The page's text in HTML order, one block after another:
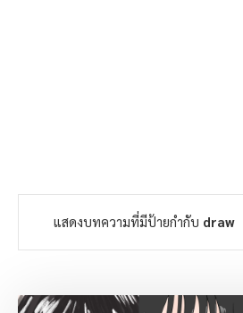
แสดงบทความที่มีป้ายกำกับ draw